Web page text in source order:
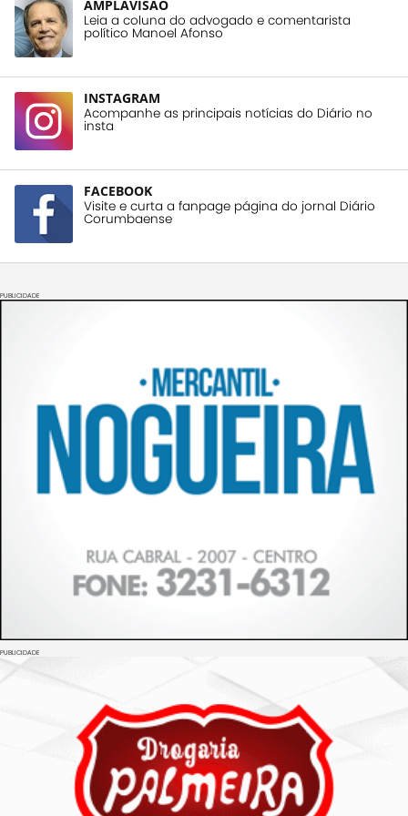
AMPLAVISÃO
Leia a coluna do advogado e comentarista
político Manoel Afonso
INSTAGRAM
Acompanhe as principais notícias do Diário no
insta
FACEBOOK
Visite e curta a fanpage página do jornal Diário
Corumbaense
PUBLICIDADE
PUBLICIDADE